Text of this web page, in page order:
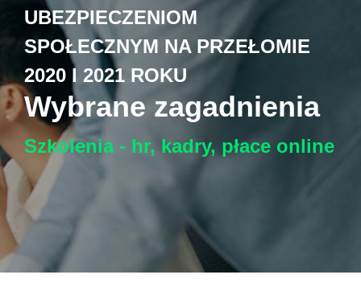
UBEZPIECZENIOM
SPOŁECZNYM NA PRZEŁOMIE
2020 I 2021 ROKU
Wybrane zagadnienia
Szkolenia - hr, kadry, płace online